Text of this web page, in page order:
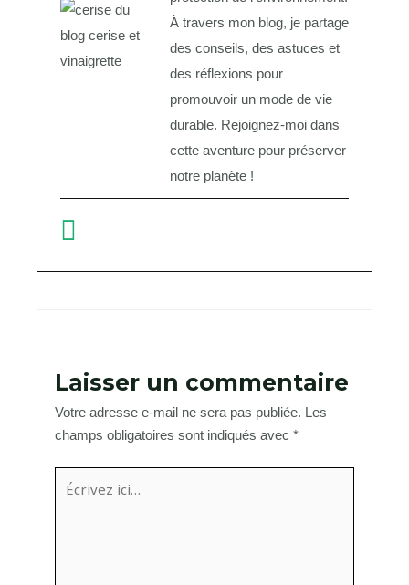
À travers mon blog, je partage
des conseils, des astuces et
des réflexions pour
promouvoir un mode de vie
durable. Rejoignez-moi dans
cette aventure pour préserver
notre planète !
Laisser un commentaire
Votre adresse e-mail ne sera pas publiée. Les
champs obligatoires sont indiqués avec *